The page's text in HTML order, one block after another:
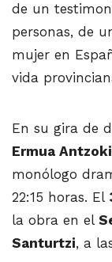
de un
personas, de
mujer en
vida
En su gira de
Ermua
monólogo
22:15 horas. El
la obra en el
Santurtzi, a